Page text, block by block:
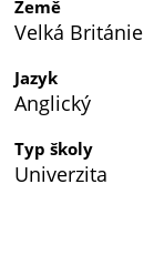
Země
Velká Británie
Jazyk
Anglický
Typ školy
Univerzita